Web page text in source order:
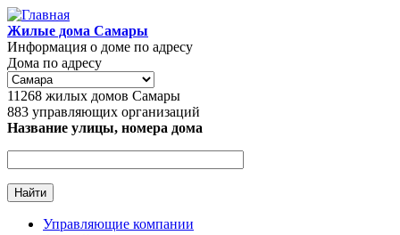
Перейти к основному содержанию
Жилые дома Самары
Информация о доме по адресу
Дома по адресу
11268 жилых домов Самары
883 управляющих организаций
Название улицы, номера дома
Управляющие компании